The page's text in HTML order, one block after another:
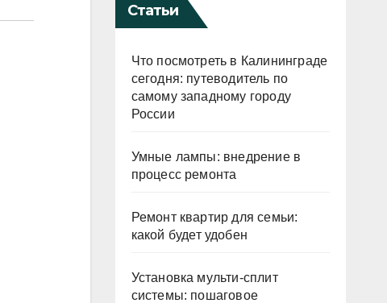
Статьи
Что посмотреть в Калининграде
сегодня: путеводитель по
самому западному городу
России
Умные лампы: внедрение в
процесс ремонта
Ремонт квартир для семьи:
какой будет удобен
Установка мульти-сплит
системы: пошаговое